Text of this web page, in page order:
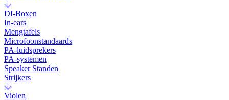
DI-Boxen
In-ears
Mengtafels
Microfoonstandaards
PA-luidsprekers
PA-systemen
Speaker Standen
Strijkers
Violen